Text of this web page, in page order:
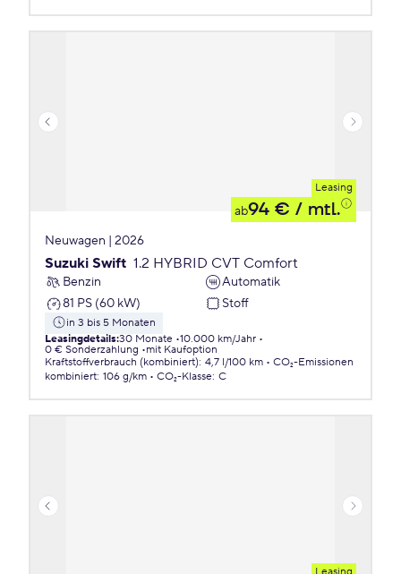
Leasing
ab94 € / mtl.
Neuwagen | 2026
Suzuki Swift 1.2 HYBRID CVT Comfort
Benzin
Automatik
81 PS (60 kW)
Stoff
in 3 bis 5 Monaten
Leasingdetails:30 Monate 10.000 km/Jahr
0 € Sonderzahlung
mit Kaufoption
Kraftstoffverbrauch (kombiniert): 4,7 l/100 km
CO₂-Emissionen
kombiniert: 106 g/km CO₂-Klasse: C